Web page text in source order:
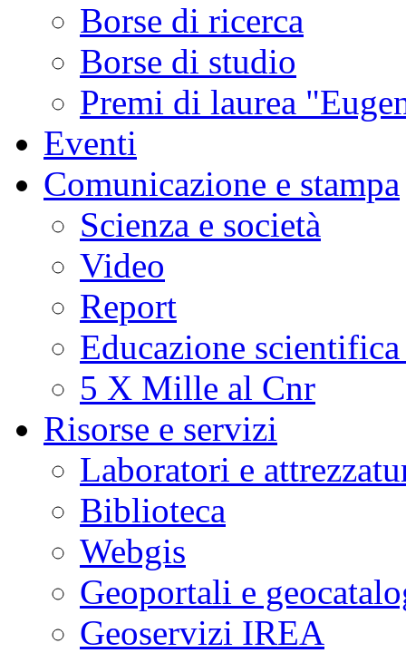
Borse di ricerca
Borse di studio
Premi di laurea
Eventi
Comunicazione e stampa
Scienza e società
Video
Report
Educazione
5 X Mille al Cnr
Risorse e servizi
Laboratori e
Biblioteca
Webgis
Geoportali e
Geoservizi IREA